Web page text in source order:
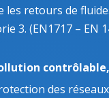
les retours de
3. (EN1717 – EN
contrôlable,
des réseaux